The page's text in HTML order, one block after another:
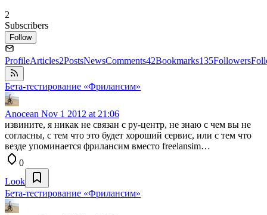
2
Subscribers
Follow
ProfileArticles2PostsNewsComments42Bookmarks135Followers
Бета-тестирование «Фрилансим»
Anocean Nov 1 2012 at 21:06
извините, я никак не связан с ру-центр, не знаю с чем вы не
согласны, с тем что это будет хороший сервис, или с тем что
везде упоминается фрилансим вместо freelansim…
0
Look
Бета-тестирование «Фрилансим»